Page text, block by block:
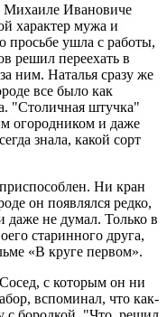
Ивановиче
характер мужа и
просьбе ушла с работы,
решил переехать в
ним. Наталья сразу же
все было как
"Столичная штучка"
огородником и даже
знала, какой сорт
Ни кран
он появлялся редко,
не думал. Только в
старинного друга,
«В круге первом».
с которым он ни
вспоминал, что как-